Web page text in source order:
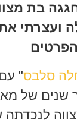
בת
ועצרתי
סלבס"
שנים של